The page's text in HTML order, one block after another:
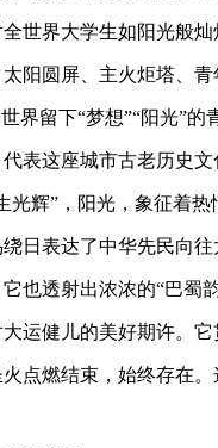
世界大学生如阳光般灿
阳圆屏、主火炬塔、
界留下“梦想”“阳光”
这座城市古老历史文
光辉”，阳光，象征着
日表达了中华先民向
也透射出浓浓的“巴蜀
运健儿的美好期许。
点燃结束，始终存在